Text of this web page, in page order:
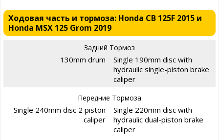
Ходовая часть и тормоза: Honda CB 125F 2015 и
Honda MSX 125 Grom 2019
Задний Тормоз
130mm drum
Single 190mm disc with
hydraulic single-piston brake
caliper
Передние Тормоза
Single 240mm disc 2 piston
caliper
Single 220mm disc with
hydraulic dual-piston brake
caliper